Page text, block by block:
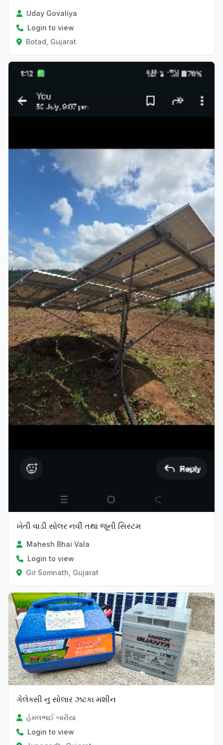
Uday Govaliya
Login to view
Botad, Gujarat
ખેતી વાડી સોલર નવી તથા જૂની સિસ્ટમ
Mahesh Bhai Vala
Login to view
Gir Somnath, Gujarat
ગેલેક્સી નુ સોલાર ઝટકા મશીન
હેમલભાઈ બારીયા
Login to view